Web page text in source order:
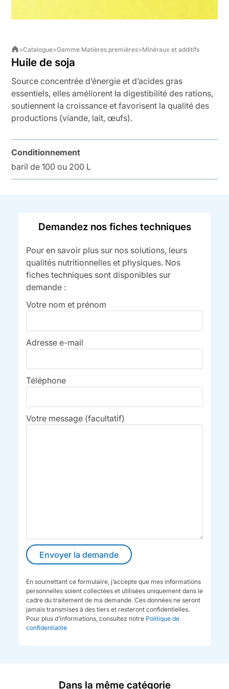
>Catalogue>Gamme Matières premières>Minéraux et additifs
Huile de soja
Source concentrée d’énergie et d’acides gras
essentiels, elles améliorent la digestibilité des rations,
soutiennent la croissance et favorisent la qualité des
productions (viande, lait, œufs).
Conditionnement
baril de 100 ou 200 L
Demandez nos fiches techniques
Pour en savoir plus sur nos solutions, leurs
qualités nutritionnelles et physiques. Nos
fiches techniques sont disponibles sur
demande :
Votre nom et prénom
Adresse e-mail
Téléphone
Votre message (facultatif)
En soumettant ce formulaire, j’accepte que mes informations
personnelles soient collectées et utilisées uniquement dans le
cadre du traitement de ma demande. Ces données ne seront
jamais transmises à des tiers et resteront confidentielles.
Pour plus d’informations, consultez notre Politique de
confidentialité
Dans la même catégorie